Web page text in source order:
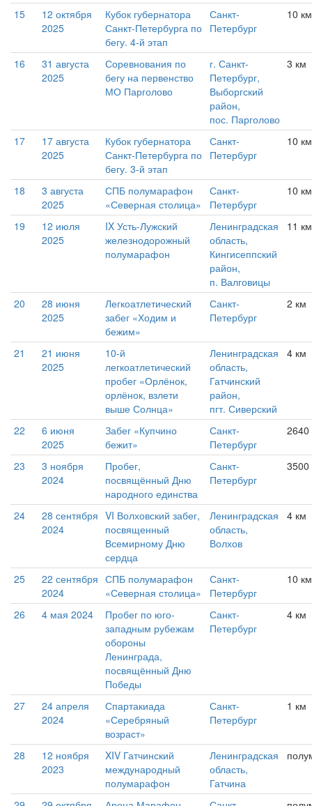
15
12 октября
2025
Кубок губернатора
Санкт-Петербурга по
бегу. 4-й этап
Санкт-
Петербург
10 км
16
31 августа
2025
Соревнования по
бегу на первенство
МО Парголово
г. Санкт-
Петербург,
Выборгский
район,
пос. Парголово
3 км
17
17 августа
2025
Кубок губернатора
Санкт-Петербурга по
бегу. 3-й этап
Санкт-
Петербург
10 км
18
3 августа
2025
СПБ полумарафон
«Северная столица»
Санкт-
Петербург
10 км
19
12 июля
2025
IX Усть-Лужский
железнодорожный
полумарафон
Ленинградская
область,
Кингисеппский
район,
п. Валговицы
11 км
20
28 июня
2025
Легкоатлетический
забег «Ходим и
бежим»
Санкт-
Петербург
2 км
21
21 июня
2025
10-й
легкоатлетический
пробег «Орлёнок,
орлёнок, взлети
выше Солнца»
Ленинградская
область,
Гатчинский
район,
пгт. Сиверский
4 км
22
6 июня
2025
Забег «Купчино
бежит»
Санкт-
Петербург
23
3 ноября
2024
Пробег,
посвящённый Дню
народного единства
Санкт-
Петербург
24
28 сентября
2024
VI Волховский забег,
посвященный
Всемирному Дню
сердца
Ленинградская
область,
Волхов
4 км
25
22 сентября
2024
СПБ полумарафон
«Северная столица»
Санкт-
Петербург
10 км
26 4 мая 2024
Пробег по юго-
западным рубежам
обороны
Ленинграда,
посвящённый Дню
Победы
Санкт-
Петербург
4 км
27
24 апреля
2024
Спартакиада
«Серебряный
возраст»
Санкт-
Петербург
1 км
28
12 ноября
2023
XIV Гатчинский
международный
полумарафон
Ленинградская
область,
Гатчина